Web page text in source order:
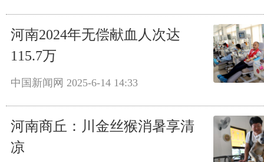
河南2024年无偿献血人次达
115.7万
中国新闻网 2025-6-14 14:33
河南商丘：川金丝猴消暑享清
凉